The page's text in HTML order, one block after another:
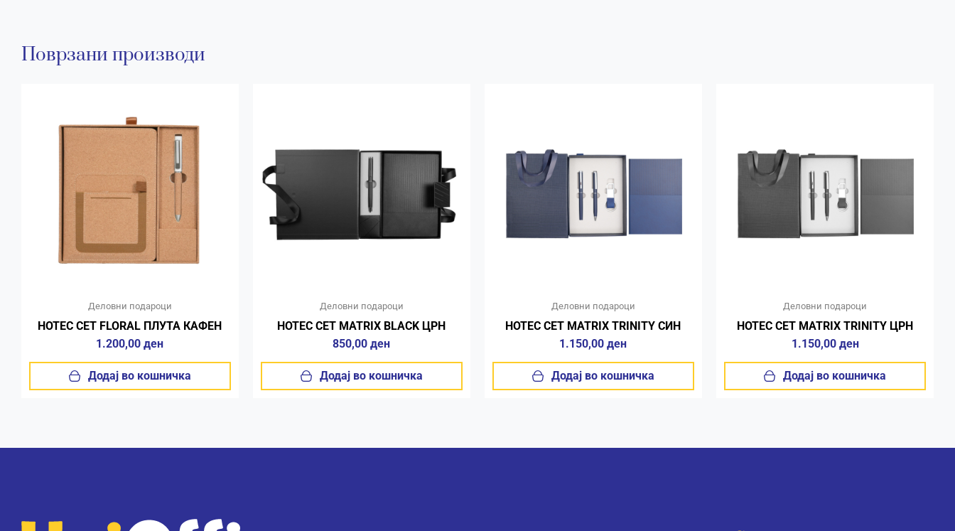
Поврзани производи
Деловни подароци
НОТЕС СЕТ FLORAL ПЛУТА КАФЕН
1.200,00ден
Додај во кошничка
Деловни подароци
НОТЕС СЕТ MATRIX BLACK ЦРН
850,00ден
Додај во кошничка
Деловни подароци
НОТЕС СЕТ MATRIX TRINITY СИН
1.150,00ден
Додај во кошничка
Деловни подароци
НОТЕС СЕТ MATRIX TRINITY ЦРН
1.150,00 ден
Додај во кошничка